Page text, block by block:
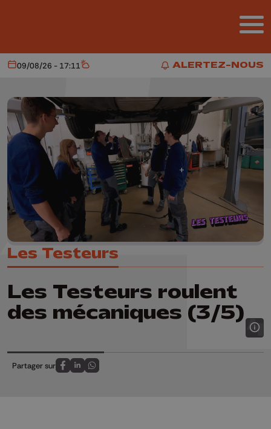
ALERTEZ-NOUS
ALERTEZ-NOUS
Aujourd'hui
09/08/26 - 17:11 Météo
Les Testeurs
Les Testeurs roulent
des mécaniques (3/5)
Partager sur
Partagez sur FaceBook
Partagez sur LinkedIn
Partagez sur Whatsapp